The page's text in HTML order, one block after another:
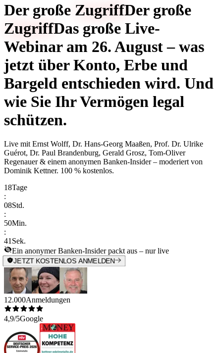
Der große ZugriffDer große
ZugriffDas große Live-
Webinar am 26. August – was
jetzt über Konto, Erbe und
Bargeld entschieden wird. Und
wie Sie Ihr Vermögen legal
schützen.
Live mit Ernst Wolff, Dr. Hans-Georg Maaßen, Prof. Dr. Ulrike
Guérot, Dr. Paul Brandenburg, Gerald Grosz, Tom-Oliver
Regenauer & einem anonymen Banken-Insider– moderiert von
Dominik Kettner. 100 % kostenlos.
18Tage
:
08Std.
:
50Min.
:
41 Sek.
Ein anonymer Banken-Insider packt aus – nur live
JETZT KOSTENLOS ANMELDEN
12.000Anmeldungen
4,9/5Google